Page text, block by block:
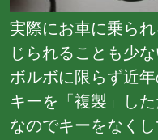
実際にお車に乗ら
じられることも少
ボルボに限らず近
キーを「複製」し
なのでキーをなく